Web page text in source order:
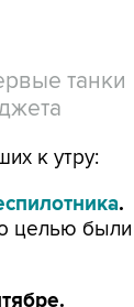
танки
к утру:
.
целью были